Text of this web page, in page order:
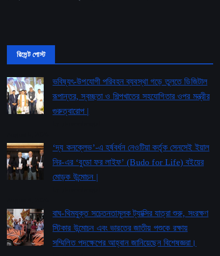
রিসেন্ট পোস্ট
ভবিষ্যৎ-উপযোগী পরিবহন ব্যবস্থা গড়ে তুলতে ডিজিটাল
রূপান্তর, স্বচ্ছতা ও শিল্পখাতের সহযোগিতার ওপর মন্ত্রীর
গুরুত্বারোপ |
‘দ্য কনক্লেভ’-এ হর্ষবর্ধন নেওটিয়া কর্তৃক সেনসেই ইয়াল
নির-এর ‘বুডো ফর লাইফ’ ​​(Budo for Life) বইয়ের
মোড়ক উন্মোচন |
বাঘ-থিমযুক্ত সচেতনতামূলক ট্যাক্সির যাত্রা শুরু, সংরক্ষণ
স্টিকার উন্মোচন এবং ভারতের জাতীয় পশুকে রক্ষায়
সম্মিলিত পদক্ষেপের আহ্বান জানিয়েছেন বিশেষজ্ঞরা।